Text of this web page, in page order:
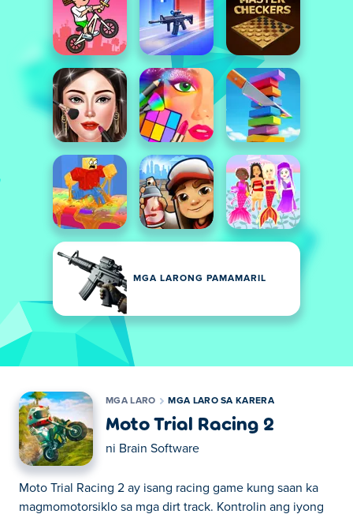
MGA LARONG PAMAMARIL
MGA LARO MGA LARO SA KARERA
Moto Trial Racing 2
ni Brain Software
Moto Trial Racing 2 ay isang racing game kung saan ka
magmomotorsiklo sa mga dirt track. Kontrolin ang iyong